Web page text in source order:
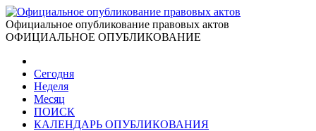
Официальное опубликование правовых актов
ОФИЦИАЛЬНОЕ ОПУБЛИКОВАНИЕ
Сегодня
Неделя
Месяц
ПОИСК
КАЛЕНДАРЬ ОПУБЛИКОВАНИЯ